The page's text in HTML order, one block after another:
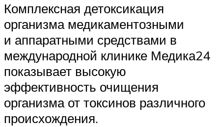
Комплексная детоксикация
организма медикаментозными
и аппаратными средствами в
международной клинике Медика24
показывает высокую
эффективность очищения
организма от токсинов различного
происхождения.